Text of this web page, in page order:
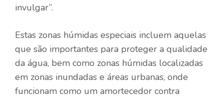
invulgar”.
Estas zonas húmidas especiais incluem aquelas
que são importantes para proteger a qualidade
da água, bem como zonas húmidas localizadas
em zonas inundadas e áreas urbanas, onde
funcionam como um amortecedor contra